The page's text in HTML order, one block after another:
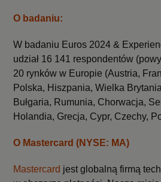
O badaniu:
W badaniu Euros 2024 &
udział 16 141 respondentów
20 rynków w Europie (Austria,
Polska, Hiszpania, Wielka
Bułgaria, Rumunia, Chorwacja,
Holandia, Grecja, Cypr, Czechy,
O Mastercard (NYSE: MA)
Mastercard jest globalną firmą